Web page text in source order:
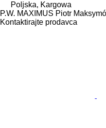
Poljska, Kargowa
P.W. MAXIMUS Piotr
Kontaktirajte prodavca